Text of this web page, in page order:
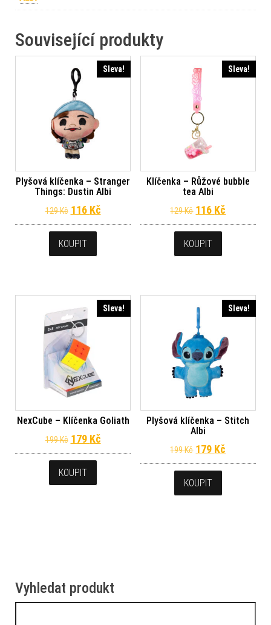
Související produkty
Sleva!
Plyšová klíčenka – Stranger
Things: Dustin Albi
129Kč Původní cena byla: 129 Kč.
116 KčAktuální cena je: 116 Kč.
KOUPIT
Sleva!
Klíčenka – Růžové bubble
tea Albi
129Kč Původní cena
116 Kč
KOUPIT
Sleva!
NexCube – Klíčenka Goliath
199Kč Původní cena byla: 199 Kč.
179 KčAktuální cena je: 179 Kč.
KOUPIT
Sleva!
Plyšová klíčenka – Stitch
Albi
199Kč Původní cena
179 Kč
KOUPIT
Vyhledat produkt